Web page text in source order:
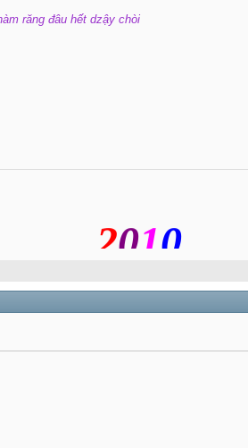
răng đâu hết dzậy chòi
2010